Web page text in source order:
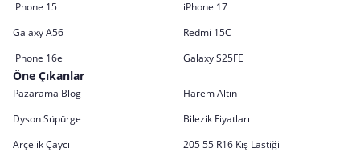
iPhone 15
iPhone 17
Galaxy A56
Redmi 15C
iPhone 16e
Galaxy S25FE
Öne Çıkanlar
Pazarama Blog
Harem Altın
Dyson Süpürge
Bilezik Fiyatları
Arçelik Çaycı
205 55 R16 Kış Lastiği